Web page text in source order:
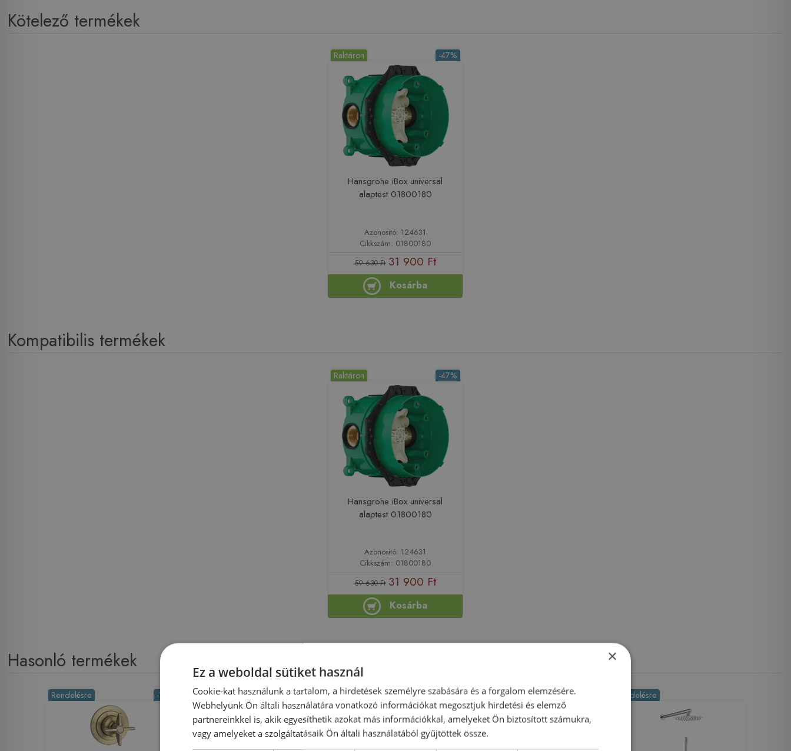
Kötelező termékek
-47%
Raktáron
Hansgrohe iBox universal
alaptest 01800180
Azonosító: 124631
Cikkszám: 01800180
59 630 Ft 31 900 Ft
Kosárba
Kompatibilis termékek
-47%
Raktáron
Hansgrohe iBox universal
alaptest 01800180
Azonosító: 124631
Cikkszám: 01800180
59 630 Ft 31 900 Ft
Kosárba
Hasonló termékek
-10%
Rendelésre -5%
Rendelésre -6%
Rendelésre Rendelésre Rendelésre
×
Ez a weboldal sütiket használ
Cookie-kat használunk a tartalom, a hirdetések személyre szabására és a forgalom elemzésére.
Webhelyünk Ön általi használatára vonatkozó információkat megosztjuk hirdetési és elemző
partnereinkkel is, akik egyesíthetik azokat más információkkal, amelyeket Ön biztosított számukra,
vagy amelyeket a szolgáltatásaik Ön általi használatából gyűjtöttek össze.